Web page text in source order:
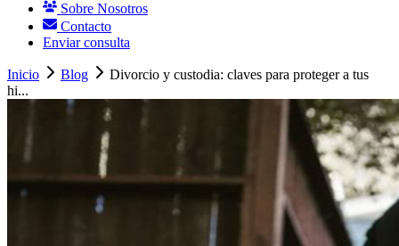
Sobre Nosotros
Contacto
Enviar consulta
Inicio Blog
Divorcio y custodia: claves para proteger a tus
hi...